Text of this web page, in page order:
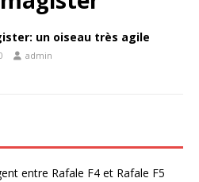
un oiseau très agile
admin
entre Rafale F4 et Rafale F5